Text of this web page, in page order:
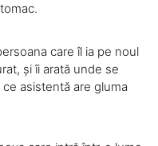
care îl ia pe noul
și îi arată unde se
asistentă are gluma